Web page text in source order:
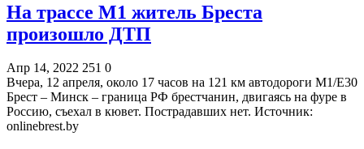
На трассе М1 житель Бреста
произошло ДТП
Апр 14, 2022 251 0
Вчера, 12 апреля, около 17 часов на 121 км автодороги М1/Е30
Брест – Минск – граница РФ брестчанин, двигаясь на фуре в
Россию, съехал в кювет. Пострадавших нет. Источник:
onlinebrest.by